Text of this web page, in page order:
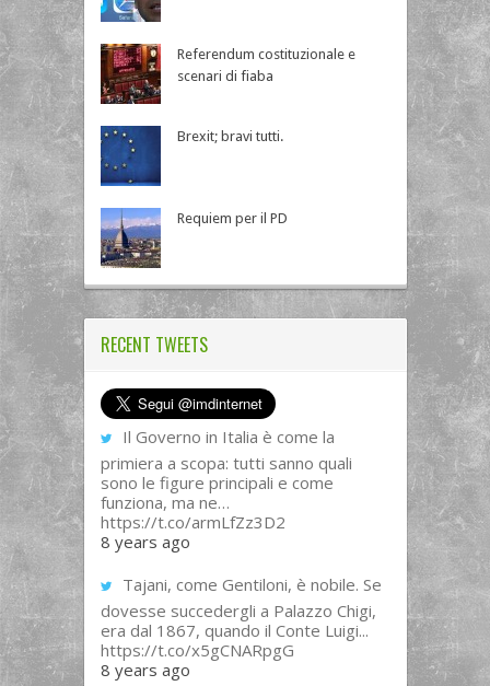
Referendum costituzionale e
scenari di fiaba
Brexit; bravi tutti.
Requiem per il PD
RECENT TWEETS
Il Governo in Italia è come la
primiera a scopa: tutti sanno quali
sono le figure principali e come
funziona, ma ne…
https://t.co/armLfZz3D2
8 years ago
Tajani, come Gentiloni, è nobile. Se
dovesse succedergli a Palazzo Chigi,
era dal 1867, quando il Conte Luigi...
https://t.co/x5gCNARpgG
8 years ago